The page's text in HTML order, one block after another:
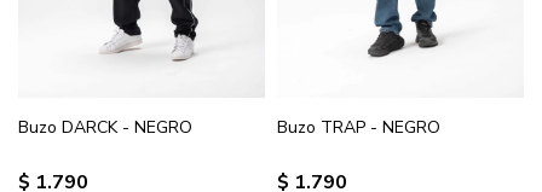
Buzo DARCK - NEGRO
$ 1.790
Buzo TRAP - NEGRO
$ 1.790